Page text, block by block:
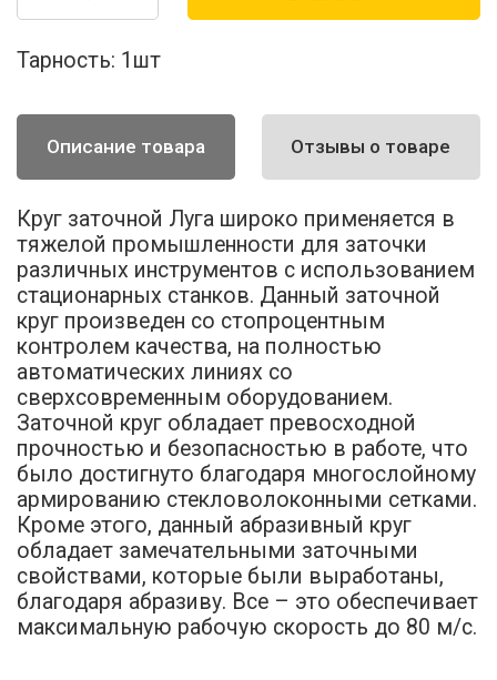
Тарность: 1шт
Описание товара Отзывы о товаре
Круг заточной Луга широко применяется в
тяжелой промышленности для заточки
различных инструментов с использованием
стационарных станков. Данный заточной
круг произведен со стопроцентным
контролем качества, на полностью
автоматических линиях со
сверхсовременным оборудованием.
Заточной круг обладает превосходной
прочностью и безопасностью в работе, что
было достигнуто благодаря многослойному
армированию стекловолоконными сетками.
Кроме этого, данный абразивный круг
обладает замечательными заточными
свойствами, которые были выработаны,
благодаря абразиву. Все – это обеспечивает
максимальную рабочую скорость до 80 м/с.